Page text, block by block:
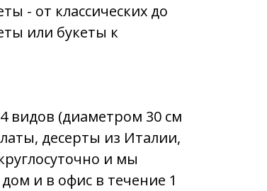
- от классических до
или букеты к
видов (диаметром 30 см
десерты из Италии,
и мы
и в офис в течение 1